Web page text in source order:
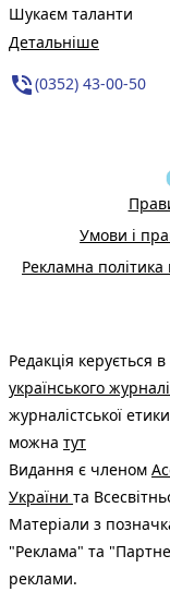
Шукаєм таланти
Детальніше
phone_in_talk(0352) 43-00-50
Умови і
Рекламна
Редакція керується в
українського
журналістської
можна тут
Видання є членом
України та
Матеріали з
"Реклама" та
реклами.